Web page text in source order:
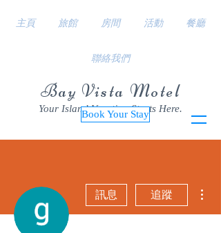
Bay Vista Motel
Your Island Vacation Starts Here.
Book Your Stay
主頁 旅館 房間 活動 餐廳
聯絡我們
訊息 追蹤